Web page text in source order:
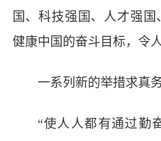
国、科技强国、人才强国
健康中国的奋斗目标，令
一系列新的举措求
“使人人都有通过勤